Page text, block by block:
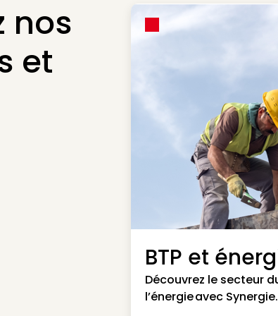
nos
et
BTP et
Découvrez le secteur
l’énergie avec Synergie.